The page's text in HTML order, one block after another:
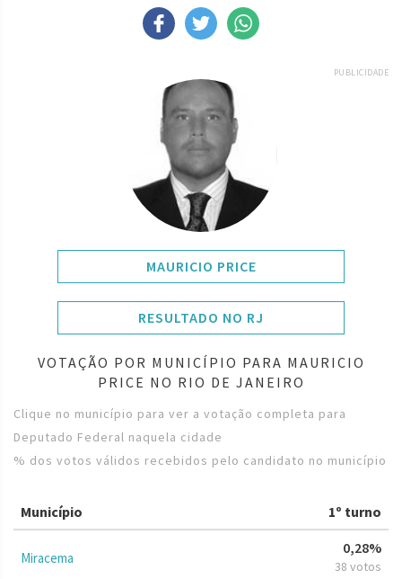
PUBLICIDADE
MAURICIO PRICE
RESULTADO NO RJ
VOTAÇÃO POR MUNICÍPIO PARA MAURICIO
PRICE NO RIO DE JANEIRO
Clique no município para ver a votação completa para
Deputado Federal naquela cidade
% dos votos válidos recebidos pelo candidato no município
Município 1º turno
Miracema
0,28%
38 votos